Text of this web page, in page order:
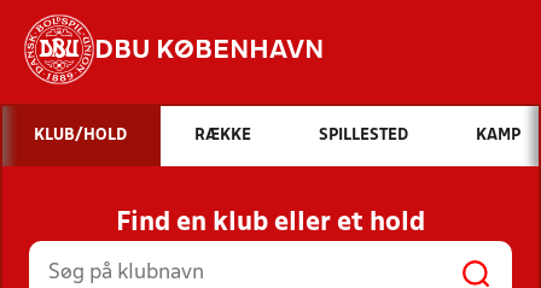
DBU KØBENHAVN
Hvad vil du søge efter?
INDHOLD OG NYHEDER
STILLINGER, RESULTATER, KLUBBER OG
HOLD
KLUB/HOLD RÆKKE SPILLESTED KAMP
Find en klub eller et hold